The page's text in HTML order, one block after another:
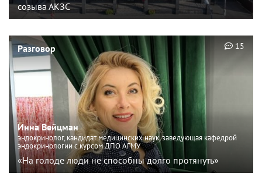
созыва АКЗС
Разговор
Инна Вейцман
эндокринолог, кандидат медицинских наук, заведующая кафедрой
эндокринологии с курсом ДПО АГМУ
«На голоде люди не способны долго протянуть»
15